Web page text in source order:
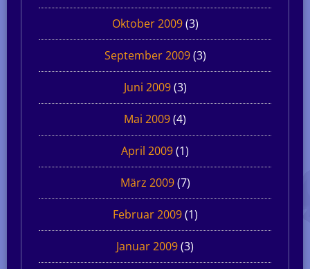
Oktober 2009(3)
September 2009(3)
Juni 2009(3)
Mai 2009(4)
April 2009(1)
März 2009(7)
Februar 2009(1)
Januar 2009(3)